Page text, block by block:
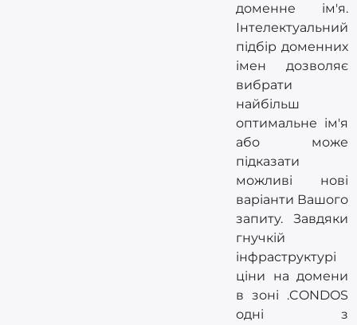
доменне ім'я.
Інтелектуальний
підбір доменних
імен дозволяє
вибрати
найбільш
оптимальне ім'я
або може
підказати
можливі нові
варіанти Вашого
запиту. Завдяки
гнучкій
інфраструктурі
ціни на домени
в зоні .CONDOS
одні з